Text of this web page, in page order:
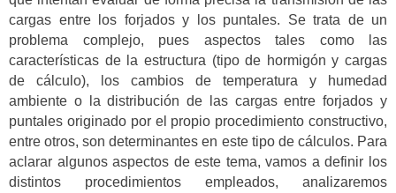
cargas entre los forjados y los puntales. Se trata de un
problema complejo, pues aspectos tales como las
características de la estructura (tipo de hormigón y cargas
de cálculo), los cambios de temperatura y humedad
ambiente o la distribución de las cargas entre forjados y
puntales originado por el propio procedimiento constructivo,
entre otros, son determinantes en este tipo de cálculos. Para
aclarar algunos aspectos de este tema, vamos a definir los
distintos procedimientos empleados, analizaremos